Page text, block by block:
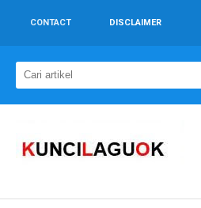
CONTACT DISCLAIMER